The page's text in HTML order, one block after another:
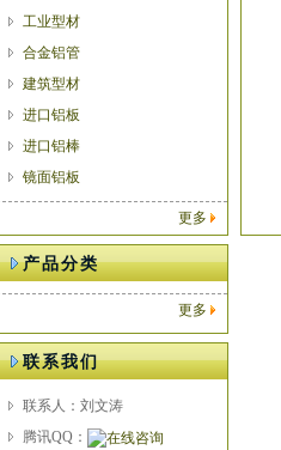
工业型材
合金铝管
建筑型材
进口铝板
进口铝棒
镜面铝板
更多
产品分类
更多
联系我们
联系人：刘文涛
腾讯QQ：